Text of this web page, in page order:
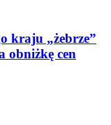
kraju „żebrze”
obniżkę cen